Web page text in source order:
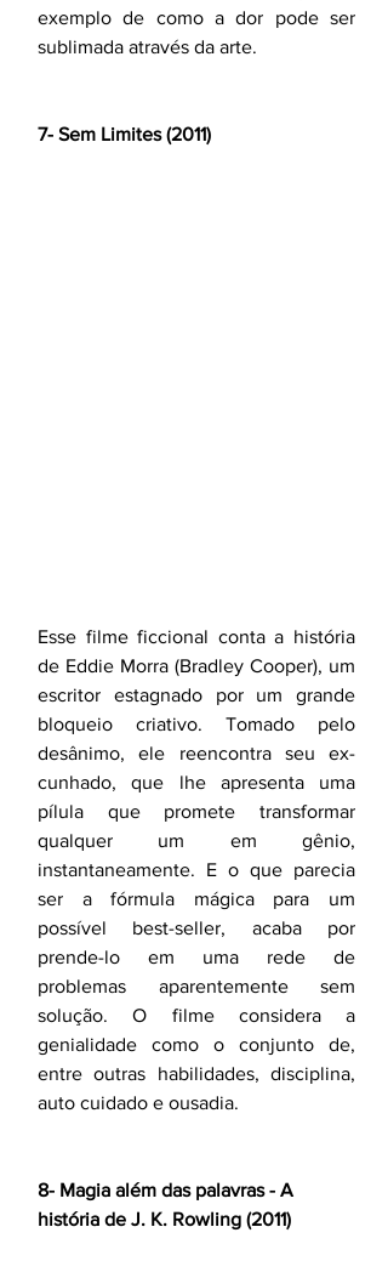
exemplo de como a dor pode ser
sublimada através da arte.
7- Sem Limites (2011)
Esse filme ficcional conta a história
de Eddie Morra (Bradley Cooper), um
escritor estagnado por um grande
bloqueio criativo. Tomado pelo
desânimo, ele reencontra seu ex-
cunhado, que lhe apresenta uma
pílula que promete transformar
qualquer um em gênio,
instantaneamente. E o que parecia
ser a fórmula mágica para um
possível best-seller, acaba por
prende-lo em uma rede de
problemas aparentemente sem
solução. O filme considera a
genialidade como o conjunto de,
entre outras habilidades, disciplina,
auto cuidado e ousadia.
8- Magia além das palavras - A
história de J. K. Rowling (2011)